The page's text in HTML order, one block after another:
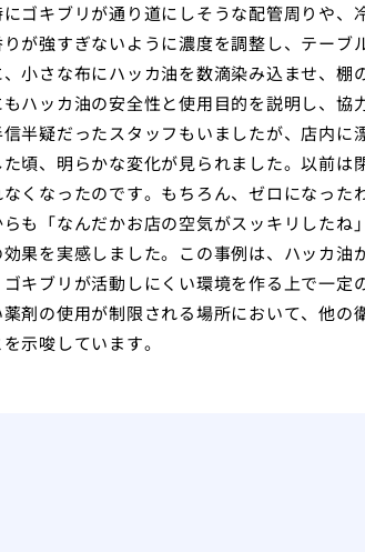
ゴキブリが通り道にしそうな配管周りや、
が強すぎないように濃度を調整し、テーブ
小さな布にハッカ油を数滴染み込ませ、棚
ハッカ油の安全性と使用目的を説明し、協
信半疑だったスタッフもいましたが、店内
頃、明らかな変化が見られました。以前は
くなったのです。もちろん、ゼロになった
も「なんだかお店の空気がスッキリしたね
果を実感しました。この事例は、ハッカ油
キブリが活動しにくい環境を作る上で一定
剤の使用が制限される場所において、他の
示唆しています。